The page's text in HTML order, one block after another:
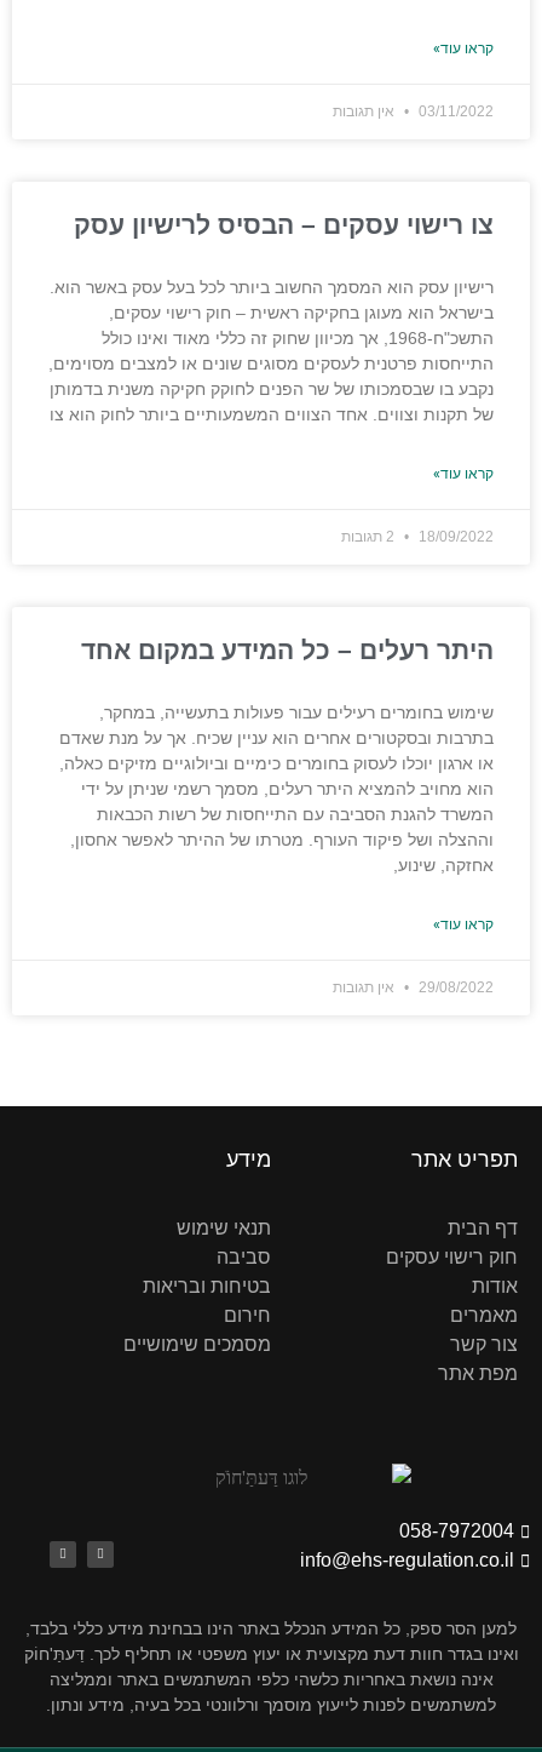
קראו עוד»
03/11/2022 אין תגובות
צו רישוי עסקים – הבסיס לרישיון עסק
רישיון עסק הוא המסמך החשוב ביותר לכל בעל עסק באשר הוא.
בישראל הוא מעוגן בחקיקה ראשית – חוק רישוי עסקים,
התשכ"ח-1968, אך מכיוון שחוק זה כללי מאוד ואינו כולל
התייחסות פרטנית לעסקים מסוגים שונים או למצבים מסוימים,
נקבע בו שבסמכותו של שר הפנים לחוקק חקיקה משנית בדמותן
של תקנות וצווים. אחד הצווים המשמעותיים ביותר לחוק הוא צו
קראו עוד»
18/09/2022
היתר רעלים – כל המידע במקום אחד
שימוש בחומרים רעילים עבור פעולות בתעשייה, במחקר,
בתרבות ובסקטורים אחרים הוא עניין שכיח. אך על מנת שאדם
או ארגון יוכלו לעסוק בחומרים כימיים וביולוגיים מזיקים כאלה,
הוא מחויב להמציא היתר רעלים, מסמך רשמי שניתן על ידי
המשרד להגנת הסביבה עם התייחסות של רשות הכבאות
וההצלה ושל פיקוד העורף. מטרתו של ההיתר לאפשר אחסון,
אחזקה, שינוע,
קראו עוד»
29/08/2022 אין תגובות
תפריט אתר
דף הבית
חוק רישוי עסקים
אודות
מאמרים
צור קשר
מפת אתר
מידע
תנאי שימוש
סביבה
בטיחות ובריאות
חירום
מסמכים שימושיים
058-7972004
info@ehs-regulation.co.il
למען הסר ספק, כל המידע הנכלל באתר הינו בבחינת מידע כללי בלבד,
ואינו בגדר חוות דעת מקצועית או יעוץ משפטי או תחליף לכך. דַּעתַּ'חוֹק
אינה נושאת באחריות כלשהי כלפי המשתמשים באתר וממליצה
למשתמשים לפנות לייעוץ מוסמך ורלוונטי בכל בעיה, מידע ונתון.